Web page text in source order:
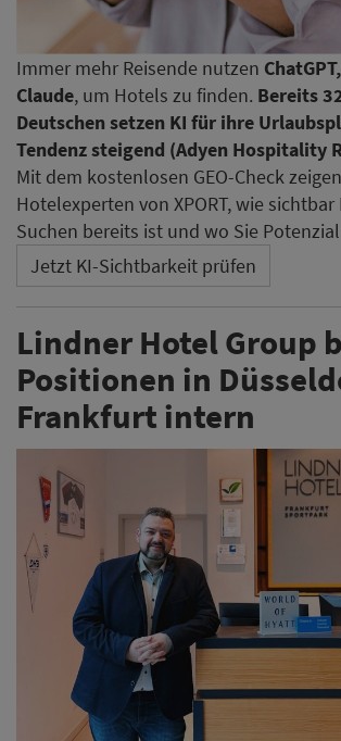
Immer mehr Reisende nutzen
Claude, um Hotels zu finden. Bereits
Deutschen setzen KI für ihre
Tendenz steigend (Adyen Hospitality
Mit dem kostenlosen GEO-Check
Hotelexperten von XPORT, wie
Suchen bereits ist und wo Sie
Jetzt KI-Sichtbarkeit prüfen
Lindner Hotel Group
Positionen in
Frankfurt intern